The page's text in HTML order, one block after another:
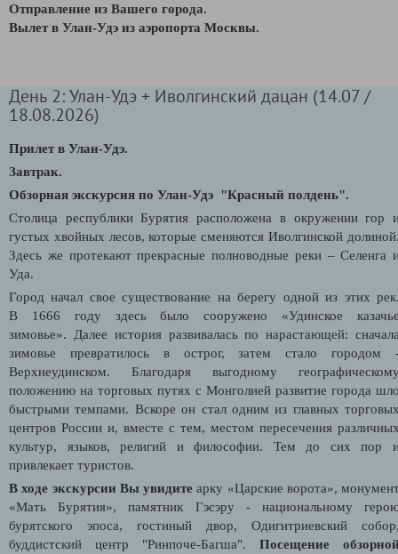
Отправление из Вашего города.
Вылет в Улан-Удэ из аэропорта Москвы.
День 2: Улан-Удэ + Иволгинский дацан (14.07 /
18.08.2026)
Прилет в Улан-Удэ.
Завтрак.
Обзорная экскурсия по Улан-Удэ "Красный полдень".
Столица республики Бурятия расположена в окружении гор
густых хвойных лесов, которые сменяются Иволгинской
Здесь же протекают прекрасные полноводные реки – Селенга
Уда.
Город начал свое существование на берегу одной из этих
В 1666 году здесь было сооружено «Удинское
зимовье». Далее история развивалась по нарастающей:
зимовье превратилось в острог, затем стало городом
Верхнеудинском. Благодаря выгодному
положению на торговых путях с Монголией развитие города
быстрыми темпами. Вскоре он стал одним из главных
центров России и, вместе с тем, местом пересечения
культур, языков, религий и философии. Тем до сих пор
привлекает туристов.
В ходе экскурсии Вы увидите арку «Царские ворота»,
«Мать Бурятия», памятник Гэсэру - национальному
бурятского эпоса, гостиный двор, Одигитриевский
буддистский центр "Ринпоче-Багша". Посещение